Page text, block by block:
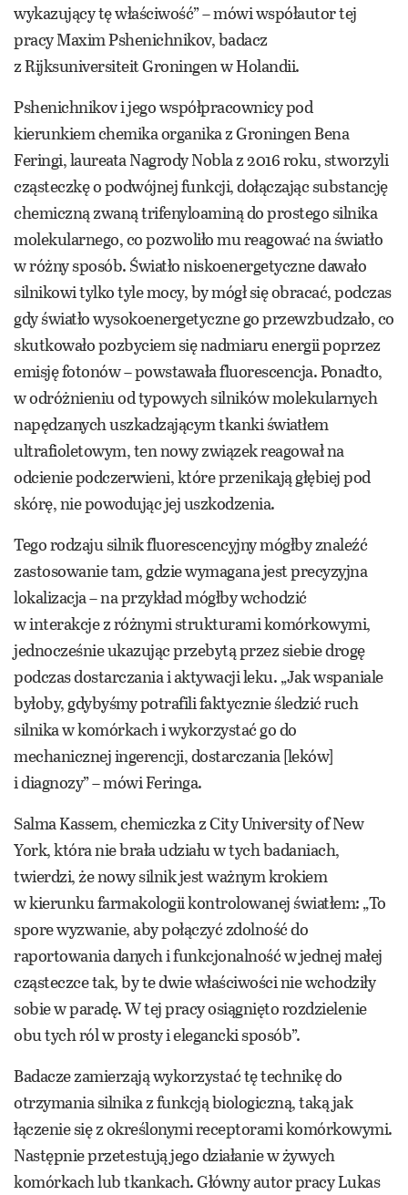
wykazujący tę właściwość” – mówi współautor tej
pracy Maxim Pshenichnikov, badacz
z Rijksuniversiteit Groningen w Holandii.
Pshenichnikov i jego współpracownicy pod
kierunkiem chemika organika z Groningen Bena
Feringi, laureata Nagrody Nobla z 2016 roku, stworzyli
cząsteczkę o podwójnej funkcji, dołączając substancję
chemiczną zwaną trifenyloaminą do prostego silnika
molekularnego, co pozwoliło mu reagować na światło
w różny sposób. Światło niskoenergetyczne dawało
silnikowi tylko tyle mocy, by mógł się obracać, podczas
gdy światło wysokoenergetyczne go przewzbudzało, co
skutkowało pozbyciem się nadmiaru energii poprzez
emisję fotonów – powstawała fluorescencja. Ponadto,
w odróżnieniu od typowych silników molekularnych
napędzanych uszkadzającym tkanki światłem
ultrafioletowym, ten nowy związek reagował na
odcienie podczerwieni, które przenikają głębiej pod
skórę, nie powodując jej uszkodzenia.
Tego rodzaju silnik fluorescencyjny mógłby znaleźć
zastosowanie tam, gdzie wymagana jest precyzyjna
lokalizacja – na przykład mógłby wchodzić
w interakcje z różnymi strukturami komórkowymi,
jednocześnie ukazując przebytą przez siebie drogę
podczas dostarczania i aktywacji leku. „Jak wspaniale
byłoby, gdybyśmy potrafili faktycznie śledzić ruch
silnika w komórkach i wykorzystać go do
mechanicznej ingerencji, dostarczania [leków]
i diagnozy” – mówi Feringa.
Salma Kassem, chemiczka z City University of New
York, która nie brała udziału w tych badaniach,
twierdzi, że nowy silnik jest ważnym krokiem
w kierunku farmakologii kontrolowanej światłem: „To
spore wyzwanie, aby połączyć zdolność do
raportowania danych i funkcjonalność w jednej małej
cząsteczce tak, by te dwie właściwości nie wchodziły
sobie w paradę. W tej pracy osiągnięto rozdzielenie
obu tych ról w prosty i elegancki sposób”.
Badacze zamierzają wykorzystać tę technikę do
otrzymania silnika z funkcją biologiczną, taką jak
łączenie się z określonymi receptorami komórkowymi.
Następnie przetestują jego działanie w żywych
komórkach lub tkankach. Główny autor pracy Lukas